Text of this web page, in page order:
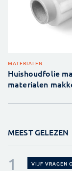
MATERIALEN
Huishoudfolie
materialen
MEEST GELEZEN
VIJF VRAGEN